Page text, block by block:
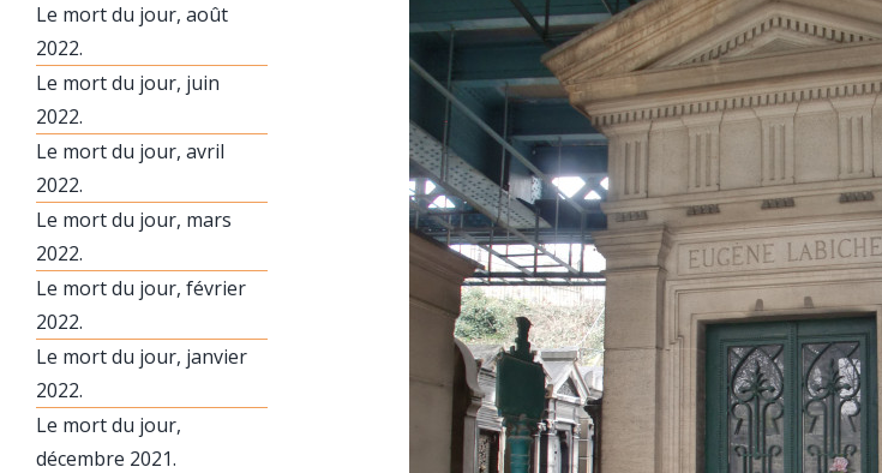
Le mort du jour, août
2022.
Le mort du jour, juin
2022.
Le mort du jour, avril
2022.
Le mort du jour, mars
2022.
Le mort du jour, février
2022.
Le mort du jour, janvier
2022.
Le mort du jour,
décembre 2021.